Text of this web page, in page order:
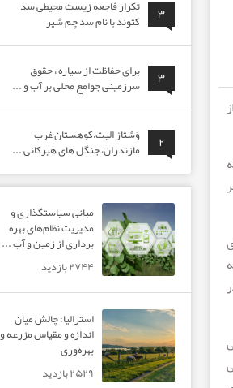
۳
تکرار فاجعه زیست محیطی سد
کتوند با نام سد چم شیر
۳
برای حفاظت از سیاره ، حقوق
سرزمینی جوامع محلی بر آب و ...
۲
وَشتاز الیت،کوهستان غرب
مازندران، جنگل های هیرکانی ...
مبانی سیاستگذاری و
مدیریت نظام‌های بهره‌
برداری از زمین و آب ...
۲۷۴۴ بازدید
استرالیا: چالش میان
اندازه و مقیاس مزرعه و
بهره‌وری
۲۵۲۹ بازدید